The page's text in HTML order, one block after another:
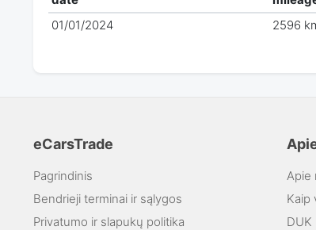
01/01/2024
2596
eCarsTrade
Pagrindinis
Bendrieji terminai ir sąlygos
Privatumo ir slapukų politika
Apie
Kaip
DUK